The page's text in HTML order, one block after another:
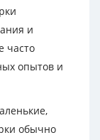
и
часто
опытов и
обычно